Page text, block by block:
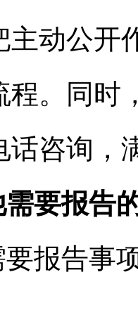
主动公开
程。同时
话咨询，
要报告
报告事